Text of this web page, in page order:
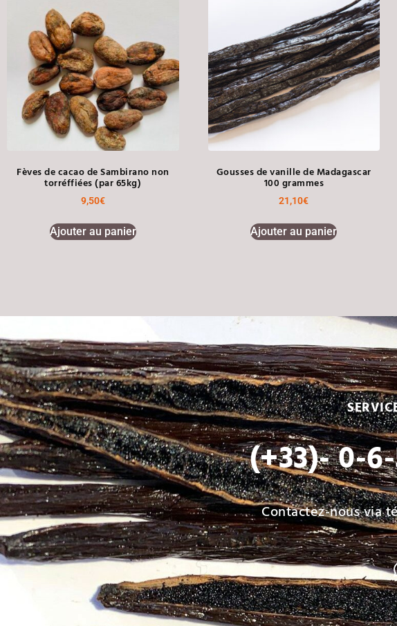
Fèves de cacao de Sambirano non
torréffiées (par 65kg)
9,50€
Ajouter au panier
Gousses de vanille de Madagascar
100 grammes
21,10€
Ajouter au panier
(+33)- 0-
Contactez-nous via